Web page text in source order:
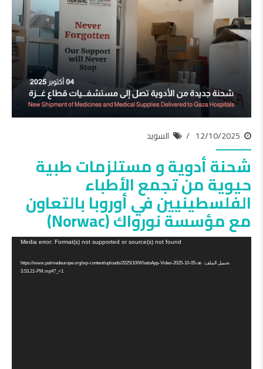
12/10/2025 السويد
شحنة أدوية و مستلزمات طبية
حيوية من تجمع الأطباء
الفلسطينيين في أوروبا بالتعاون
مع مؤسسة نورواك (Norwac)
Media error: Format(s) not supported or source(s) not found
تحميل الملف: https://www.palmedeurope.org/wp-content/uploads/2025/10/WhatsApp-Video-2025-10-05-at-
3.53.21-PM.mp4?_=1